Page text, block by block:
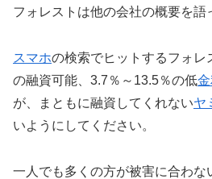
フォレストは他の会社の概要を語
スマホの検索でヒットするフォレ
の融資可能、3.7％～13.5％の低金
が、まともに融資してくれないヤ
いようにしてください。
一人でも多くの方が被害に合わな